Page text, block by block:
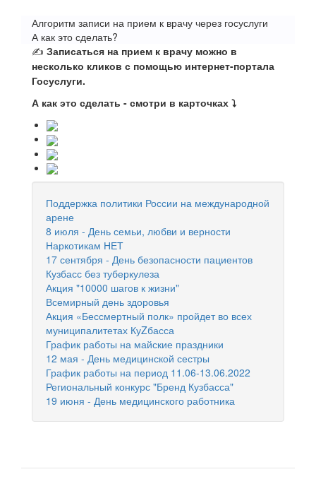
Алгоритм записи на прием к врачу через госуслуги
А как это сделать?
✍ Записаться на прием к врачу можно в
несколько кликов с помощью интернет-портала
Госуслуги.
А как это сделать - смотри в карточках ⤵
Поддержка политики России на международной
арене
8 июля - День семьи, любви и верности
Наркотикам НЕТ
17 сентября - День безопасности пациентов
Кузбасс без туберкулеза
Акция "10000 шагов к жизни"
Всемирный день здоровья
Акция «Бессмертный полк» пройдет во всех
муниципалитетах КуZбасса
График работы на майские праздники
12 мая - День медицинской сестры
График работы на период 11.06-13.06.2022
Региональный конкурс "Бренд Кузбасса"
19 июня - День медицинского работника